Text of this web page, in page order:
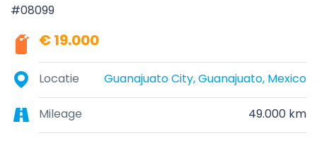
#08099
€ 19.000
Locatie Guanajuato City, Guanajuato, Mexico
Mileage 49.000 km